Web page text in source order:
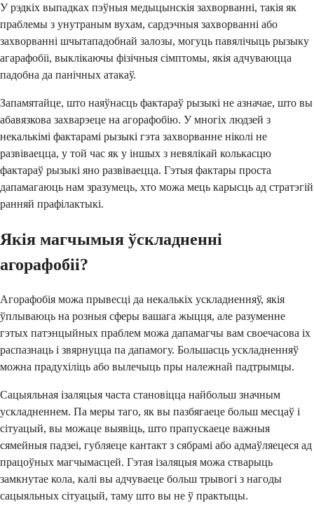
У рэдкіх выпадках пэўныя медыцынскія захворванні, такія як
праблемы з унутраным вухам, сардэчныя захворванні або
захворванні шчытападобнай залозы, могуць павялічыць рызыку
агарафобіі, выклікаючы фізічныя сімптомы, якія адчуваюцца
падобна да панічных атакаў.
Запамятайце, што наяўнасць фактараў рызыкі не азначае, што вы
абавязкова захварэеце на агорафобію. У многіх людзей з
некалькімі фактарамі рызыкі гэта захворванне ніколі не
развіваецца, у той час як у іншых з невялікай колькасцю
фактараў рызыкі яно развіваецца. Гэтыя фактары проста
дапамагаюць нам зразумець, хто можа мець карысць ад стратэгій
ранняй прафілактыкі.
Якія магчымыя ўскладненні
агорафобіі?
Агорафобія можа прывесці да некалькіх ускладненняў, якія
ўплываюць на розныя сферы вашага жыцця, але разуменне
гэтых патэнцыйных праблем можа дапамагчы вам своечасова іх
распазнаць і звярнуцца па дапамогу. Большасць ускладненняў
можна прадухіліць або вылечыць пры належнай падтрымцы.
Сацыяльная ізаляцыя часта становіцца найбольш значным
ускладненнем. Па меры таго, як вы пазбягаеце больш месцаў і
сітуацый, вы можаце выявіць, што прапускаеце важныя
сямейныя падзеі, губляеце кантакт з сябрамі або адмаўляецеся ад
працоўных магчымасцей. Гэтая ізаляцыя можа стварыць
замкнутае кола, калі вы адчуваеце больш трывогі з нагоды
сацыяльных сітуацый, таму што вы не ў практыцы.